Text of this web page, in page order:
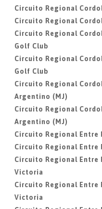
Circuito Regional
Circuito Regional
Circuito Regional
Golf Club
Circuito Regional
Golf Club
Circuito Regional
Argentino (MJ)
Circuito Regional
Argentino (MJ)
Circuito Regional Entre
Circuito Regional Entre
Circuito Regional Entre
Victoria
Circuito Regional Entre
Victoria